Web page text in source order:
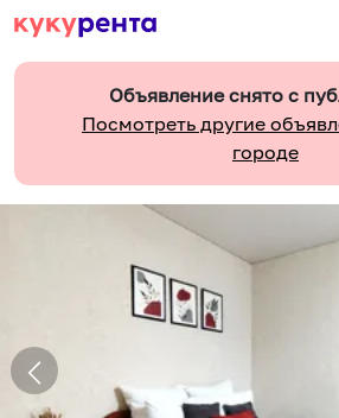
Объявление снято с
Посмотреть другие
городе